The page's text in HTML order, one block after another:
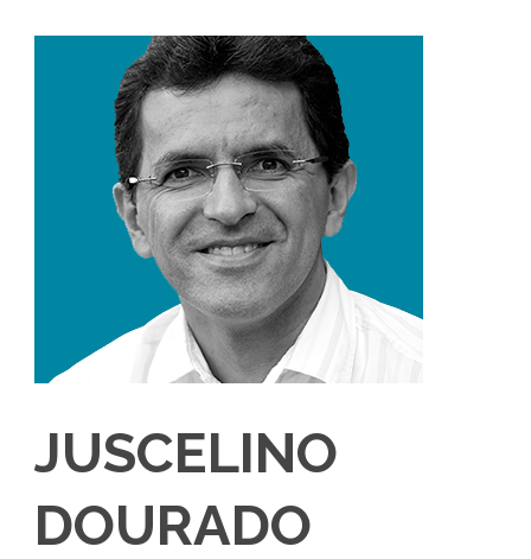
JUSCELINO
DOURADO